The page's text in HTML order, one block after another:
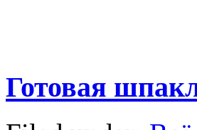
Готовая